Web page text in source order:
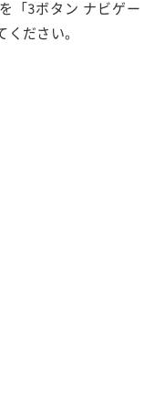
「3ボタン ナビゲー
ださい。